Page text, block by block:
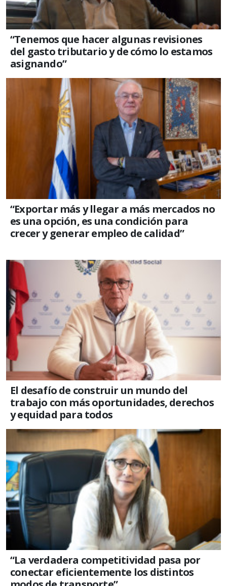
“Tenemos que hacer algunas revisiones
del gasto tributario y de cómo lo estamos
asignando”
“Exportar más y llegar a más mercados no
es una opción, es una condición para
crecer y generar empleo de calidad”
El desafío de construir un mundo del
trabajo con más oportunidades, derechos
y equidad para todos
“La verdadera competitividad pasa por
conectar eficientemente los distintos